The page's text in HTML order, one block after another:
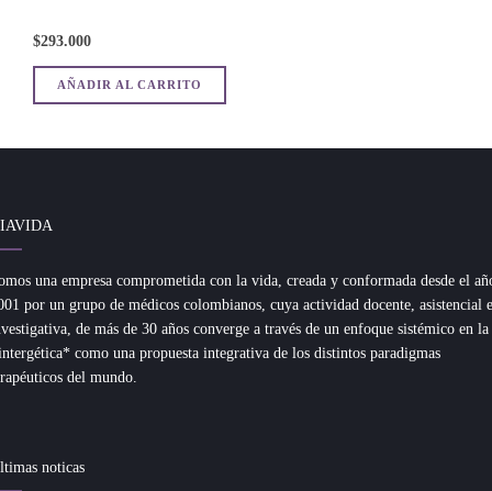
$293.000
AÑADIR AL CARRITO
una empresa comprometida con la vida, creada y conformada desde el
por un grupo de médicos colombianos, cuya actividad docente, asistencial e
de más de 30 años converge a través de un enfoque sistémico en la
como una propuesta integrativa de los distintos paradigmas
del mundo.
noticas